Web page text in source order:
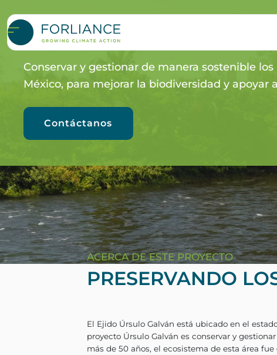
MANGROVE
Conservar y gestionar de manera sostenible
México, para mejorar la biodiversidad y apoyar
Contáctanos
ACERCA DE ESTE PROYECTO
PRESERVANDO